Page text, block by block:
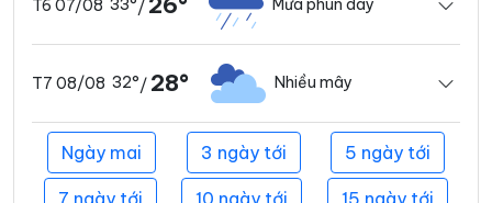
T6 07/08 33°/ Mưa phùn dày
T7 08/08 32°/ 28° Nhiều mây
Ngày mai 3 ngày tới 5 ngày tới
7 ngày tới 10 ngày tới 15 ngày tới